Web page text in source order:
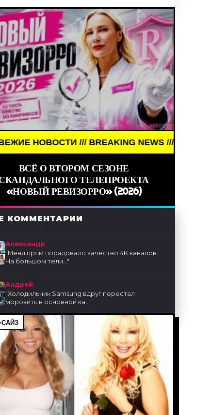
/// BREAKING NEWS /// НОВОСТИ (СМИ)
ВСЁ О ВТОРОМ СЕЗОНЕ
ТЕЛЕПРОЕКТА
«НОВЫЙ РЕВИЗОРРО» (2026)
КОММЕНТАРИИ
Александр
"Меня прям порадовало качество 4K каналов.
На большом тели..."
Андрей
"Холодильник Samsung вдруг перестал
морозить в основной ка..."